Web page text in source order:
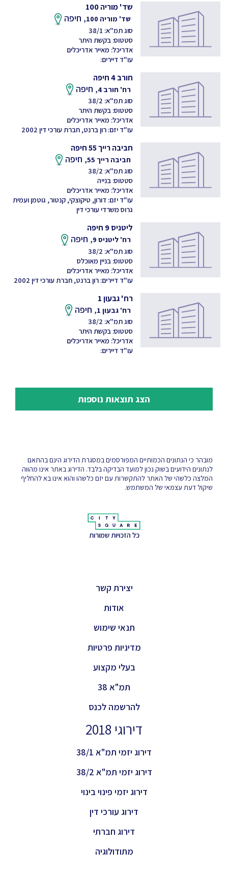
שד' מוריה 100
שד' מוריה 100, חיפה
סוג תמ"א: 38/1
סטטוס: בקשת היתר
אדריכל: מאייר אדריכלים
עו"ד דיירים:
חורב 4 חיפה
רח' חורב 4, חיפה
סוג תמ"א: 38/2
סטטוס: בקשת היתר
אדריכל: מאייר אדריכלים
עו"ד יזם: רון ברנט, חברת עורכי דין 2002
חביבה רייך 55 חיפה
חביבה רייך 55, חיפה
סוג תמ"א: 38/2
סטטוס: בנייה
אדריכל: מאייר אדריכלים
עו"ד יזם: דורון, טיקוצקי, קנטור, גוטמן ועמית
גרוס משרדי עורכי דין
ליטניס 9 חיפה
רח' ליטניס 9, חיפה
סוג תמ"א: 38/2
סטטוס: בניין מאוכלס
אדריכל: מאייר אדריכלים
עו"ד דיירים: רון ברנט, חברת עורכי דין 2002
רח' גבעון 1
רח' גבעון 1, חיפה
סוג תמ"א: 38/2
סטטוס: בקשת היתר
אדריכל: מאייר אדריכלים
עו"ד דיירים:
הצג תוצאות נוספות
מובהר כי הנתונים הכמותיים המפורסמים במסגרת הדירוג הינם בהתאם
לנתונים הידועים בשוק נכון למועד הבדיקה בלבד. הדירוג באתר אינו מהווה
המלצה כלשהי של האתר להתקשרות עם יזם כלשהו והוא אינו בא להחליף
שיקול דעת עצמאי של המשתמש.
כל הזכויות שמורות
יצירת קשר
אודות
תנאי שימוש
מדיניות פרטיות
בעלי מקצוע
תמ"א 38
להרשמה לכנס
דירוגי 2018
דירוג יזמי תמ"א 38/1
דירוג יזמי תמ"א 38/2
דירוג יזמי פינוי בינוי
דירוג עורכי דין
דירוג חברתי
מתודולוגיה